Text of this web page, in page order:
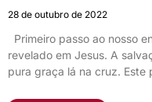
28 de outubro de 2022
Primeiro passo ao nosso
revelado em Jesus. A
pura graça lá na cruz. Este